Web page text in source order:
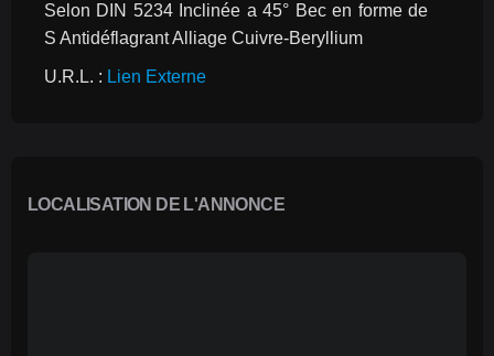
Selon DIN 5234 Inclinée a 45° Bec en forme de
S Antidéflagrant Alliage Cuivre-Beryllium
U.R.L. : Lien Externe
LOCALISATION DE L'ANNONCE